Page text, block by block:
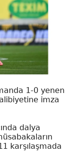
1-0 yenen
imza
dalya
karşılaşmada